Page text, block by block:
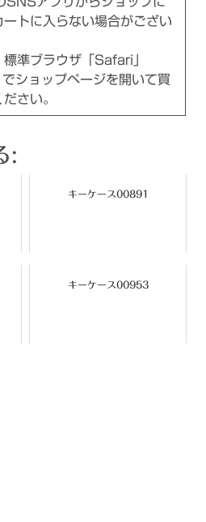
トに入らない場合がござい
準ブラウザ「Safari」
ショップページを開いて買
さい。
:
キーケース00891
キーケース00953